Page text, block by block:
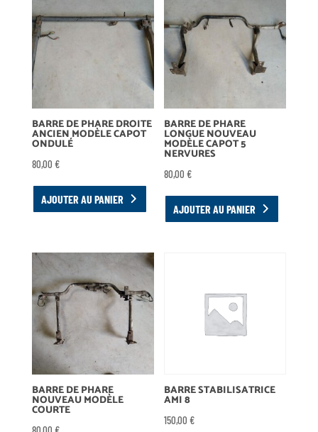
BARRE DE PHARE DROITE
ANCIEN MODÈLE CAPOT
ONDULÉ
80,00 €
AJOUTER AU PANIER
BARRE DE PHARE
LONGUE NOUVEAU
MODÈLE CAPOT 5
NERVURES
80,00€
AJOUTER AU PANIER
BARRE DE PHARE
NOUVEAU MODÈLE
COURTE
BARRE STABILISATRICE
AMI 8
150,00€